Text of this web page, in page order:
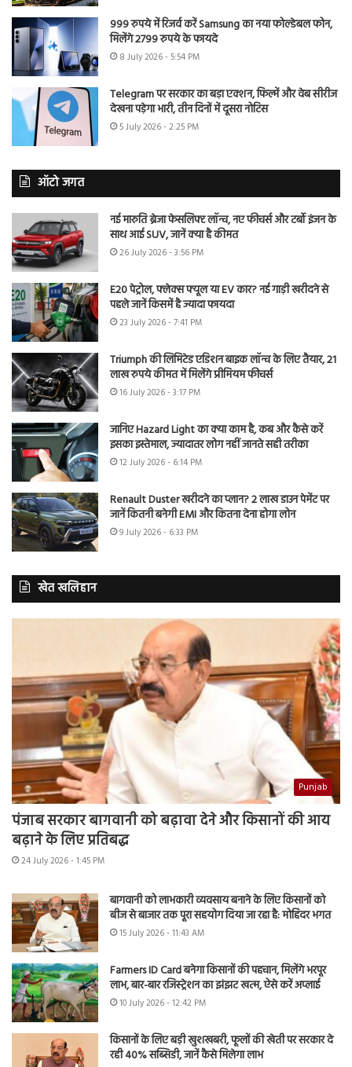
999 रुपये में रिजर्व करें Samsung का नया फोल्डेबल फोन,
मिलेंगे 2799 रुपये के फायदे
8 July 2026 - 5:54 PM
Telegram पर सरकार का बड़ा एक्शन, फिल्में और वेब सीरीज
देखना पड़ेगा भारी, तीन दिनों में दूसरा नोटिस
5 July 2026 - 2:25 PM
ऑटो जगत
नई मारुति ब्रेजा फेसलिफ्ट लॉन्च, नए फीचर्स और टर्बो इंजन के
साथ आई SUV, जानें क्या है कीमत
26 July 2026 - 3:56 PM
E20 पेट्रोल, फ्लेक्स फ्यूल या EV कार? नई गाड़ी खरीदने से
पहले जानें किसमें है ज्यादा फायदा
23 July 2026 - 7:41 PM
Triumph की लिमिटेड एडिशन बाइक लॉन्च के लिए तैयार, 21
लाख रुपये कीमत में मिलेंगे प्रीमियम फीचर्स
16 July 2026 - 3:17 PM
जानिए Hazard Light का क्या काम है, कब और कैसे करें
इसका इस्तेमाल, ज्यादातर लोग नहीं जानते सही तरीका
12 July 2026 - 6:14 PM
Renault Duster खरीदने का प्लान? 2 लाख डाउन पेमेंट पर
जानें कितनी बनेगी EMI और कितना देना होगा लोन
9 July 2026 - 6:33 PM
खेत खलिहान
Punjab
पंजाब सरकार बागवानी को बढ़ावा देने और किसानों की आय
बढ़ाने के लिए प्रतिबद्ध
24 July 2026 - 1:45 PM
बागवानी को लाभकारी व्यवसाय बनाने के लिए किसानों को
बीज से बाजार तक पूरा सहयोग दिया जा रहा है: मोहिंदर भगत
15 July 2026 - 11:43 AM
Farmers ID Card बनेगा किसानों की पहचान, मिलेंगे भरपूर
लाभ, बार-बार रजिस्ट्रेशन का झंझट खत्म, ऐसे करें अप्लाई
10 July 2026 - 12:42 PM
किसानों के लिए बड़ी खुशखबरी, फूलों की खेती पर सरकार दे
रही 40% सब्सिडी, जानें कैसे मिलेगा लाभ